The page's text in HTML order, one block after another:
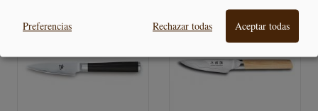
Preferencias Rechazar todas Aceptar todas